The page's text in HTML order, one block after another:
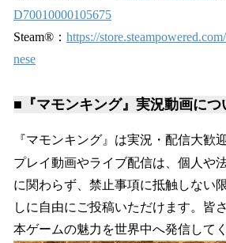
D70010000105675
Steam®： https://
nese
■『マモンキング』実況動画につ
『マモンキング』は実況・配信大歓
プレイ動画やライブ配信は、個人や
に関わらず、禁止事項に抵触しない
しに自由にご投稿いただけます。皆
本ゲームの魅力を世界中へ発信して